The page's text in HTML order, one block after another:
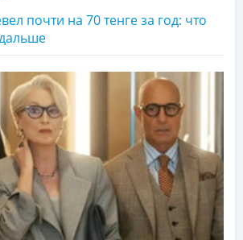
почти на 70 тенге за год: что